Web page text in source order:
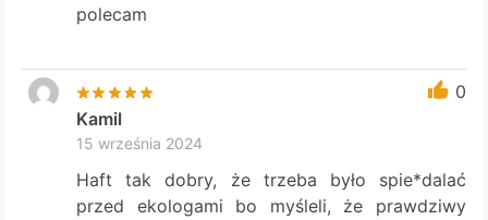
polecam
0
Kamil
15 września 2024
Haft tak dobry, że trzeba było spie*dalać
przed ekologami bo myśleli, że prawdziwy